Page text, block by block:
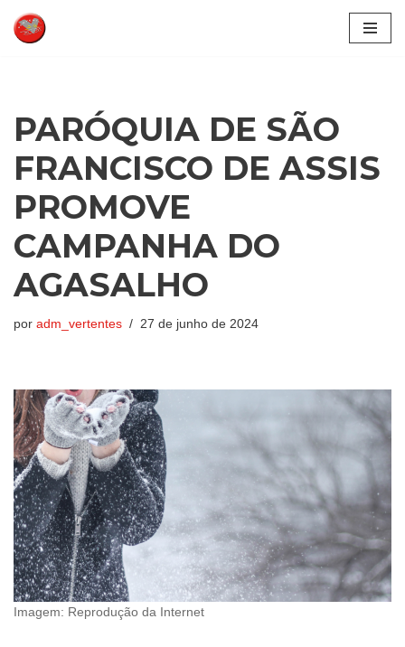
Pular
PARÓQUIA DE SÃO
FRANCISCO DE ASSIS
PROMOVE
CAMPANHA DO
AGASALHO
por adm_vertentes 27 de junho de 2024
Imagem: Reprodução da Internet